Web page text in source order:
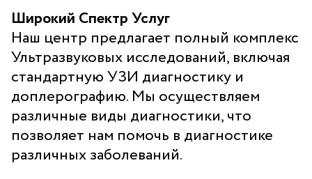
Санаторий-профилакторий
«Парус»
Адрес
399000, г. Липецк, Плехановское лесничество,
Ленинский лесхоз, квартал 67
Понедельник — четверг
08:00–16:45
перерыв 12:00–12:30
Широкий Спектр Услуг
Наш центр предлагает полный комплекс
Ультразвуковых исследований, включая
стандартную УЗИ диагностику и
доплерографию. Мы осуществляем
различные виды диагностики, что
позволяет нам помочь в диагностике
различных заболеваний.